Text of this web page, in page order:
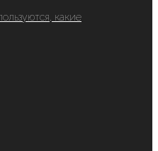
какие